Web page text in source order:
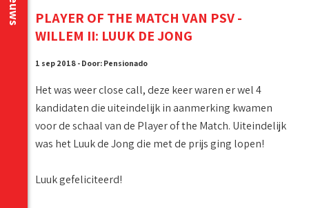
PLAYER OF THE MATCH VAN PSV -
WILLEM II: LUUK DE JONG
1 sep 2018 - Door: Pensionado
Het was weer close call, deze keer waren er wel 4
kandidaten die uiteindelijk in aanmerking kwamen
voor de schaal van de Player of the Match. Uiteindelijk
was het Luuk de Jong die met de prijs ging lopen!
Luuk gefeliciteerd!